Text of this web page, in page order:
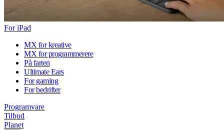
For iPad
MX for kreative
MX for programmerere
På farten
Ultimate Ears
For gaming
For bedrifter
Programvare
Tilbud
Planet